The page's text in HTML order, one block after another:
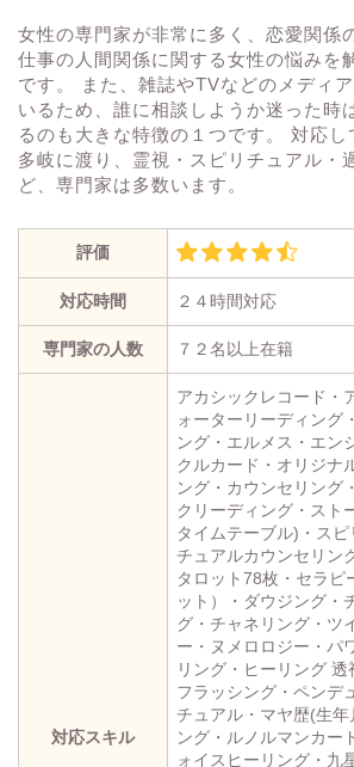
女性の専門家が非常に多く、恋愛関係
仕事の人間関係に関する女性の悩みを
です。 また、雑誌やTVなどのメディ
いるため、誰に相談しようか迷った時
るのも大きな特徴の１つです。 対応し
多岐に渡り、霊視・スピリチュアル・
ど、専門家は多数います。
評価
対応時間 ２４時間対応
専門家の人数 ７２名以上在籍
対応スキル
アカシックレコード・
ォーターリーディング
ング・エルメス・エン
クルカード・オリジナ
ング・カウンセリング
クリーディング・スト
タイムテーブル)・ス
チュアルカウンセリン
タロット78枚・セラピ
ット）・ダウジング・
グ・チャネリング・ツ
ー・ヌメロロジー・パ
リング・ヒーリング 透
フラッシング・ペンデ
チュアル・マヤ歴(生
ング・ルノルマンカー
ォイスヒーリング・九